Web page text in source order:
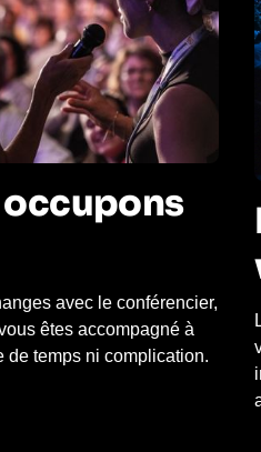
avec le conférencier,
êtes accompagné à
de temps ni complication.